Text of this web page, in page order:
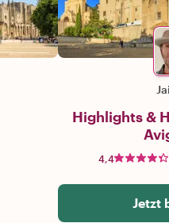
Highlights &
4,4
Jetzt